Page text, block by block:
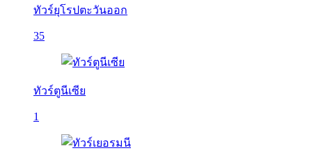
ทัวร์ยุโรปตะวันออก
35
ทัวร์ตูนีเซีย
1